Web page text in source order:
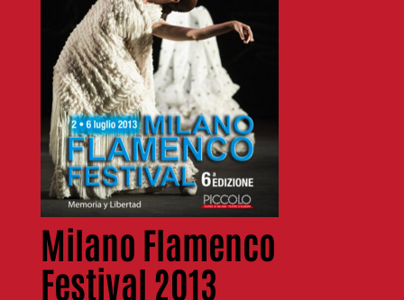
Milano Flamenco
Festival 2013